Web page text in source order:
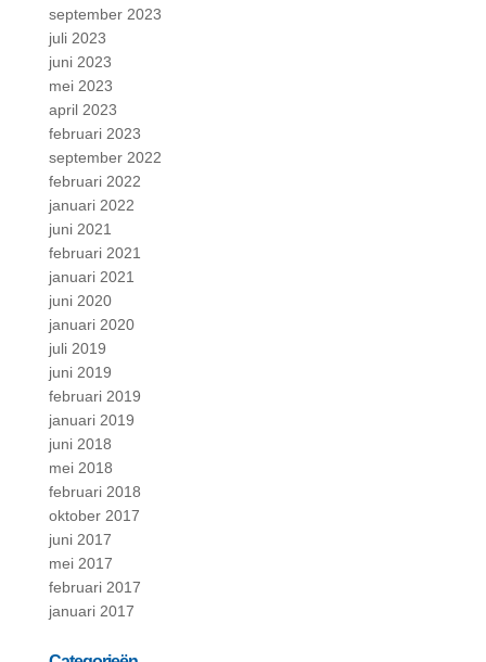
september 2023
juli 2023
juni 2023
mei 2023
april 2023
februari 2023
september 2022
februari 2022
januari 2022
juni 2021
februari 2021
januari 2021
juni 2020
januari 2020
juli 2019
juni 2019
februari 2019
januari 2019
juni 2018
mei 2018
februari 2018
oktober 2017
juni 2017
mei 2017
februari 2017
januari 2017